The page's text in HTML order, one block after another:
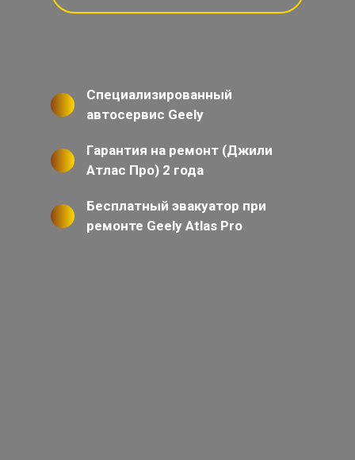
Специализированный
автосервис Geely
Гарантия на ремонт (Джили
Атлас Про) 2 года
Бесплатный эвакуатор при
ремонте Geely Atlas Pro